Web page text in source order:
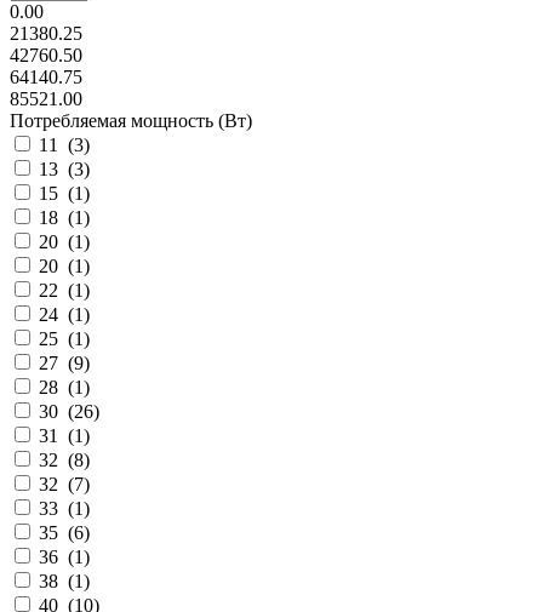
0.00
21380.25
42760.50
64140.75
85521.00
Потребляемая мощность (Вт)
11 (3)
13 (3)
15 (1)
18 (1)
20 (1)
20 (1)
22 (1)
24 (1)
25 (1)
27 (9)
28 (1)
30 (26)
31 (1)
32 (8)
32 (7)
33 (1)
35 (6)
36 (1)
38 (1)
40 (10)